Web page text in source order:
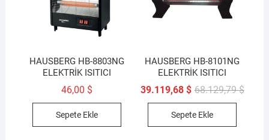
HAUSBERG HB-8803NG
ELEKTRİK ISITICI
46,00 $
Sepete Ekle
HAUSBERG HB-8101NG
ELEKTRİK ISITICI
68.129,79$
39.119,68 $
Şu
Sepete Ekle